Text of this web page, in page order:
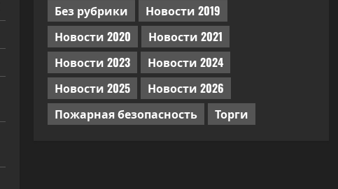
Без рубрики
Новости 2019
Новости 2020
Новости 2021
Новости 2023
Новости 2024
Новости 2025
Новости 2026
Пожарная безопасность
Торги